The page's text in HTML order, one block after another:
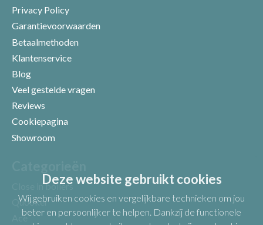
Uw beoordeling
Privacy Policy
Garantievoorwaarden
Betaalmethoden
Klantenservice
Blog
Veel gestelde vragen
Reviews
Cookiepagina
Showroom
Close in boilers
Quooker
Ace
Deze website gebruikt cookies
Wij gebruiken cookies en vergelijkbare technieken om jou
beter en persoonlijker te helpen. Dankzij de functionele